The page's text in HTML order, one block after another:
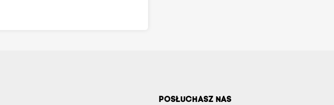
POSŁUCHASZ NAS